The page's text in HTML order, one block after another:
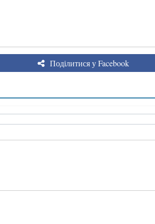
Поділитися у Facebook